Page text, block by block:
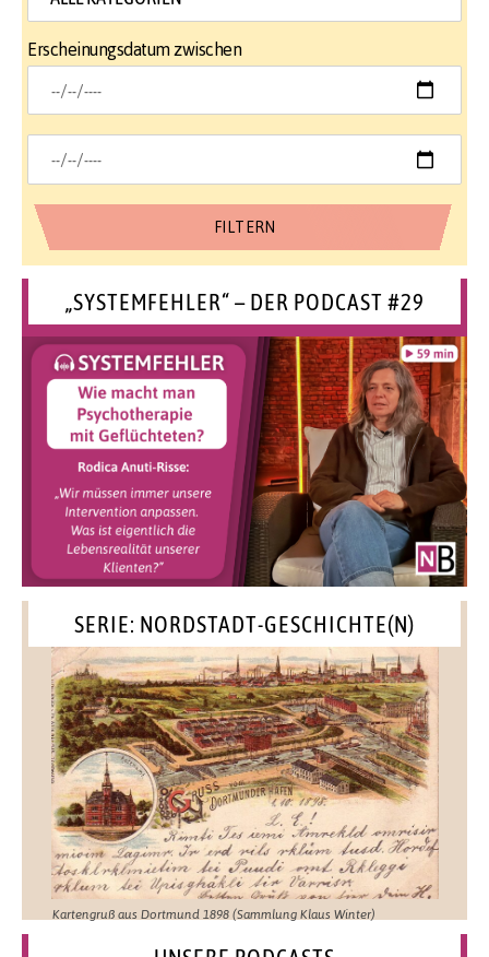
Erscheinungsdatum zwischen
„SYSTEMFEHLER“ – DER PODCAST #29
SERIE: NORDSTADT-GESCHICHTE(N)
Kartengruß aus Dortmund 1898 (Sammlung Klaus Winter)